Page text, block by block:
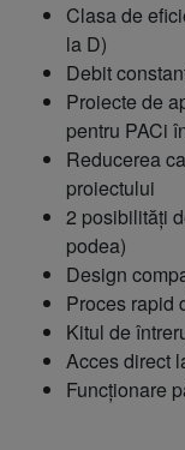
Clasa de
la D)
Debit
Proiecte de
pentru PACi
Reducerea
proiectului
2 posibilități
podea)
Design
Proces rapid
Kitul de
Acces direct
Funcționare